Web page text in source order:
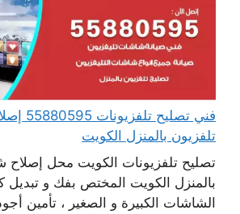
فني تصليح
تلفزيون بالمنزل الكويت
تصليح تلفزيونات الكويت محل إصلاح
بالمنزل الكويت المختص بفك و تبديل
الشاشات الكبيرة و الصغير ، تأمين